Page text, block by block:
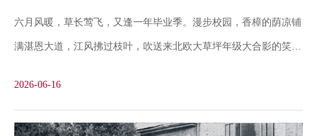
95分、英国历史91分、高级代数84分、抽象代数89分、化学实验89
分。从两学年的成绩单可以发现，徐志摩有11门课的成绩在90分及
六月风暖，草长莺飞，又逢一年毕业季。漫步校园，香樟的荫凉铺
满湛恩大道，江风拂过枝叶，吹送来北欧大草坪年级大合影的笑语
2026-06-16